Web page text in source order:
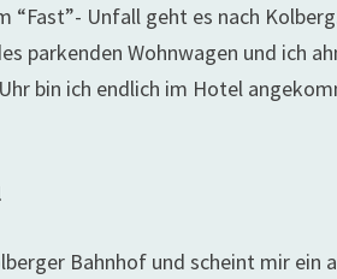
“Fast”- Unfall geht es nach
parkenden Wohnwagen und ich
bin ich endlich im Hotel
Bahnhof und scheint mir